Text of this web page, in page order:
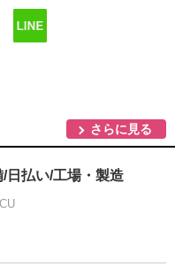
さらに見る
日払い/工場・製造